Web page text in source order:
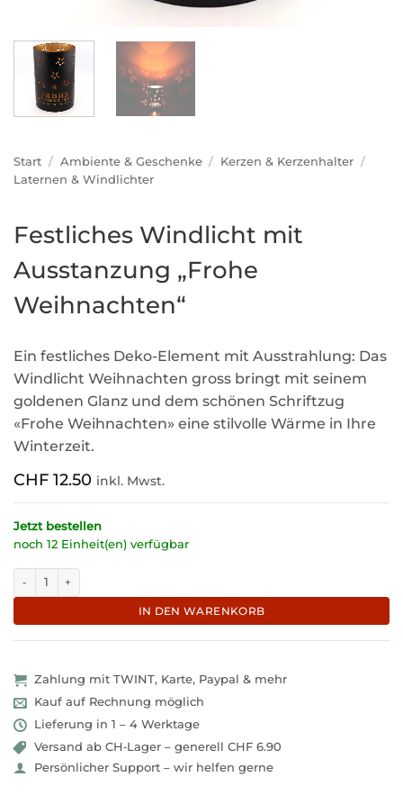
Start / Ambiente & Geschenke / Kerzen & Kerzenhalter /
Laternen & Windlichter
Festliches Windlicht mit
Ausstanzung „Frohe
Weihnachten“
Ein festliches Deko-Element mit Ausstrahlung: Das
Windlicht Weihnachten gross bringt mit seinem
goldenen Glanz und dem schönen Schriftzug
«Frohe Weihnachten» eine stilvolle Wärme in Ihre
Winterzeit.
CHF 12.50 inkl. Mwst.
Jetzt bestellen
noch 12 Einheit(en) verfügbar
Festliches Windlicht mit Ausstanzung "Frohe Weihnachten" Menge
IN DEN WARENKORB
Zahlung mit TWINT, Karte, Paypal & mehr
Kauf auf Rechnung möglich
Lieferung in 1 – 4 Werktage
Versand ab CH‑Lager – generell CHF 6.90
Persönlicher Support – wir helfen gerne